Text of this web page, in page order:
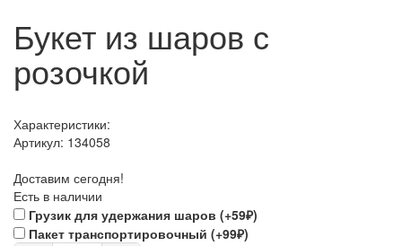
Букет из шаров с
розочкой
Характеристики:
Артикул: 134058
Доставим сегодня!
Есть в наличии
Грузик для удержания шаров (+59₽)
Пакет транспортировочный (+99₽)